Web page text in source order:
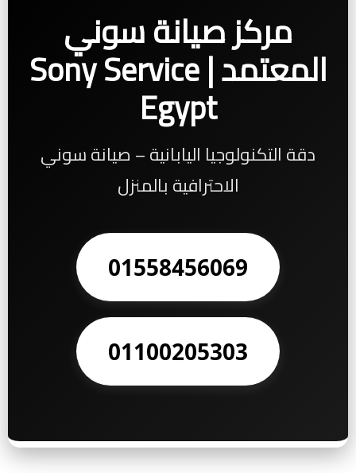
مركز صيانة سوني
المعتمد | Sony Service
Egypt
دقة التكنولوجيا اليابانية – صيانة سوني
الاحترافية بالمنزل
01558456069
01100205303